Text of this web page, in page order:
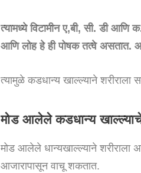
त्यामध्ये विटामीन ए,बी, सी. डी
आणि लोह हे ही पोषक तत्वे
त्यामुळे कडधान्य खाल्ल्याने शरीराला
मोड आलेले कडधान्य खाल्ल्याचे
मोड आलेले धान्यखाल्ल्याने
आजारापासून वाचू शकतात.